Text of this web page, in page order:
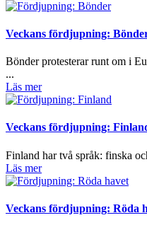
Veckans fördjupning:
Bönder protesterar runt om i
...
Läs mer
Veckans fördjupning:
Finland har två språk: finska
Läs mer
Veckans fördjupning: Röda